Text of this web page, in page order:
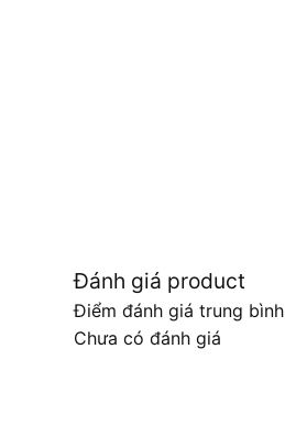
Đánh giá product
Điểm đánh giá trung bình
Chưa có đánh giá